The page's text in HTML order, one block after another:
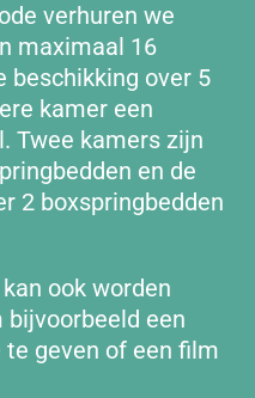
verhuren we
maximaal 16
beschikking over 5
kamer een
Twee kamers zijn
en de
2 boxspringbedden
ook worden
een
geven of een film